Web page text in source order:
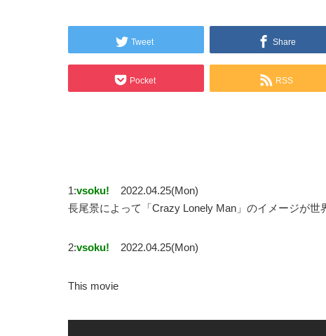
Tweet Share
Pocket RSS
1:vsoku!
2022.04.25(Mon)
長尾景によって「Crazy Lonely Man」のイメージが
2:vsoku! 2022.04.25(Mon)
This movie